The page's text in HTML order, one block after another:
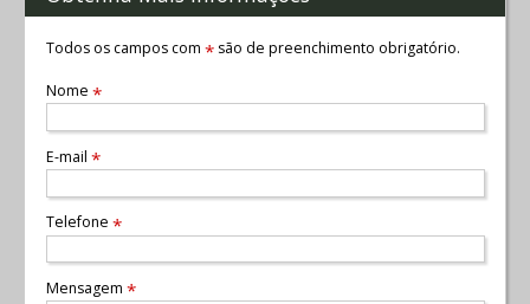
Todos os campos com *são de preenchimento obrigatório.
Nome *
E-mail *
Telefone *
Mensagem *